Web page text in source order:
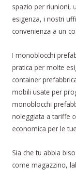
spazio per riunioni,
esigenza, i nostri
convenienza a un
I monoblocchi
pratica per molte
container
mobili usate per
monoblocchi
noleggiata a tariffe
economica per le
Sia che tu abbia
come magazzino,